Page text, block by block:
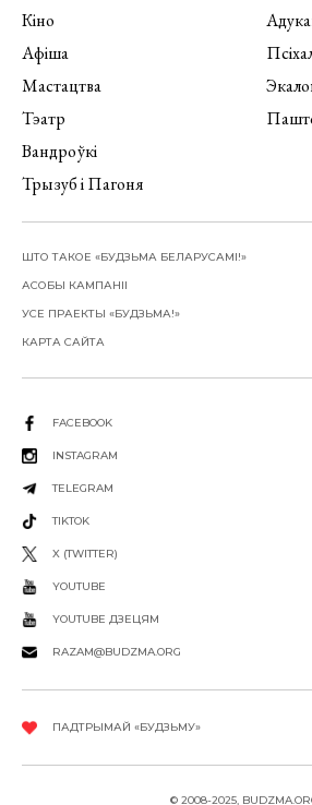
Кіно
Афіша
Мастацтва
Тэатр
Вандроўкі
Трызуб і Пагоня
ШТО ТАКОЕ «БУДЗЬМА БЕЛАРУСАМІ!»
АСОБЫ КАМПАНІІ
УСЕ ПРАЕКТЫ «БУДЗЬМА!»
КАРТА САЙТА
FACEBOOK
INSTAGRAM
TELEGRAM
TIKTOK
X (TWITTER)
YOUTUBE
YOUTUBE ДЗЕЦЯМ
RAZAM@BUDZMA.ORG
ПАДТРЫМАЙ «БУДЗЬМУ»
© 2008-2025,